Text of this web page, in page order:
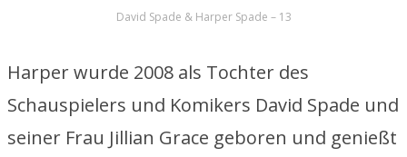
David Spade & Harper Spade – 13
Harper wurde 2008 als Tochter des
Schauspielers und Komikers David Spade und
seiner Frau Jillian Grace geboren und genießt